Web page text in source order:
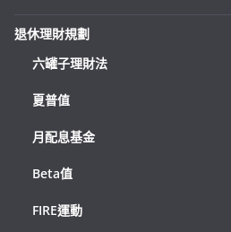
退休理財規劃
六罐子理財法
夏普值
月配息基金
Beta值
FIRE運動